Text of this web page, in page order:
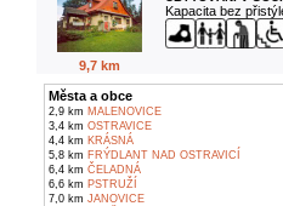
9,7 km
Kapacita bez
Města a obce
2,9 km MALENOVICE
3,4 km OSTRAVICE
4,4 km KRÁSNÁ
5,8 km FRÝDLANT NAD OSTRAVICÍ
6,4 km ČELADNÁ
6,6 km PSTRUŽÍ
7,0 km JANOVICE